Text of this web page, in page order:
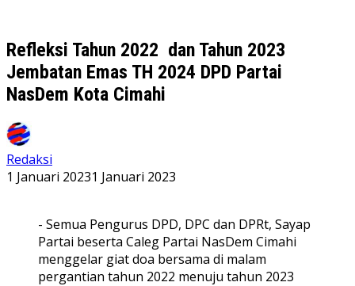
Refleksi Tahun 2022 dan Tahun 2023
Jembatan Emas TH 2024 DPD Partai
NasDem Kota Cimahi
Redaksi
1 Januari 20231 Januari 2023
- Semua Pengurus DPD, DPC dan DPRt, Sayap
Partai beserta Caleg Partai NasDem Cimahi
menggelar giat doa bersama di malam
pergantian tahun 2022 menuju tahun 2023